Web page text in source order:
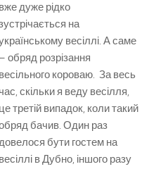
вже дуже рідко
на
весіллі. А саме
– обряд розрізання
весільного короваю. За весь
час, скільки я веду весілля,
це третій випадок, коли такий
бачив. Один раз
бути гостем на
весіллі в Дубно, іншого разу